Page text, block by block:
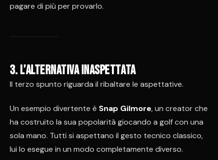
pagare di più per provarlo.
3. L’alternativa inaspettata
Il terzo spunto riguarda il ribaltare le aspettative.
Un esempio divertente è Snap Gilmore, un creator che
ha costruito la sua popolarità giocando a golf con una
sola mano. Tutti si aspettano il gesto tecnico classico,
lui lo esegue in un modo completamente diverso.